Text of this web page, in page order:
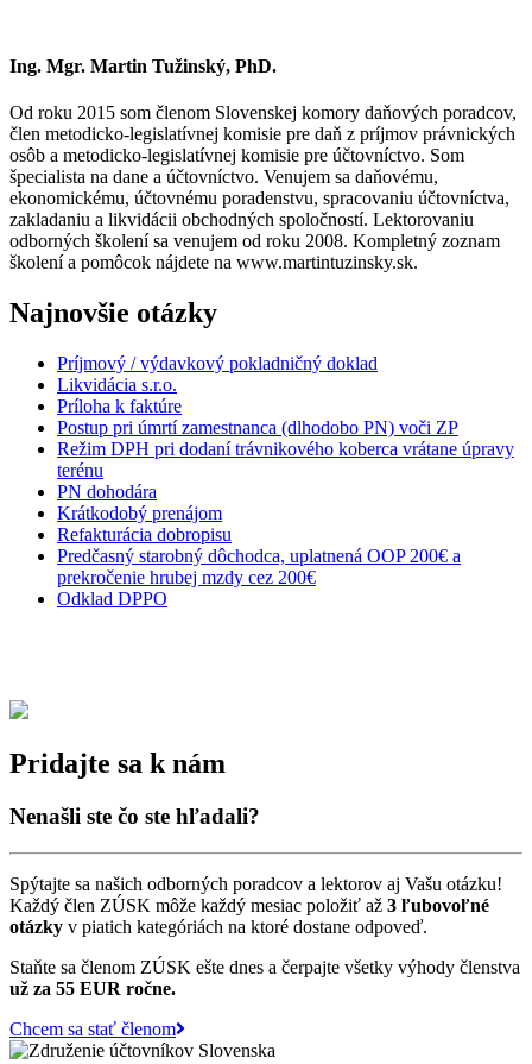
Ing. Mgr. Martin Tužinský, PhD.
Od roku 2015 som členom Slovenskej komory daňových poradcov,
člen metodicko-legislatívnej komisie pre daň z príjmov právnických
osôb a metodicko-legislatívnej komisie pre účtovníctvo. Som
špecialista na dane a účtovníctvo. Venujem sa daňovému,
ekonomickému, účtovnému poradenstvu, spracovaniu účtovníctva,
zakladaniu a likvidácii obchodných spoločností. Lektorovaniu
odborných školení sa venujem od roku 2008. Kompletný zoznam
školení a pomôcok nájdete na www.martintuzinsky.sk.
Najnovšie otázky
Príjmový / výdavkový pokladničný doklad
Likvidácia s.r.o.
Príloha k faktúre
Postup pri úmrtí zamestnanca (dlhodobo PN) voči ZP
Režim DPH pri dodaní trávnikového koberca vrátane úpravy
terénu
PN dohodára
Krátkodobý prenájom
Refakturácia dobropisu
Predčasný starobný dôchodca, uplatnená OOP 200€ a
prekročenie hrubej mzdy cez 200€
Odklad DPPO
Pridajte sa k nám
Nenašli ste čo ste hľadali?
Spýtajte sa našich odborných poradcov a lektorov aj Vašu otázku!
Každý člen ZÚSK môže každý mesiac položiť až 3 ľubovoľné
otázky v piatich kategóriách na ktoré dostane odpoveď.
Staňte sa členom ZÚSK ešte dnes a čerpajte všetky výhody členstva
už za 55 EUR ročne.
Chcem sa stať členom